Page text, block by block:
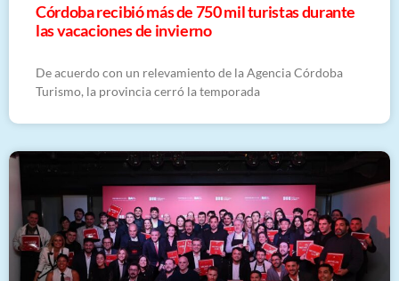
Córdoba recibió más de 750 mil turistas durante
las vacaciones de invierno
De acuerdo con un relevamiento de la Agencia Córdoba
Turismo, la provincia cerró la temporada